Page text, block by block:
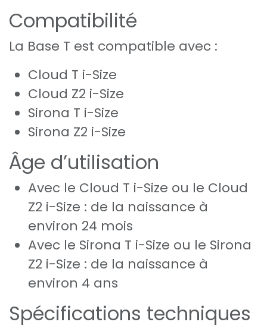
Compatibilité
La Base T est compatible avec :
Cloud T i-Size
Cloud Z2 i-Size
Sirona T i-Size
Sirona Z2 i-Size
Âge d’utilisation
Avec le Cloud T i-Size ou le Cloud
Z2 i-Size : de la naissance à
environ 24 mois
Avec le Sirona T i-Size ou le Sirona
Z2 i-Size : de la naissance à
environ 4 ans
Spécifications techniques